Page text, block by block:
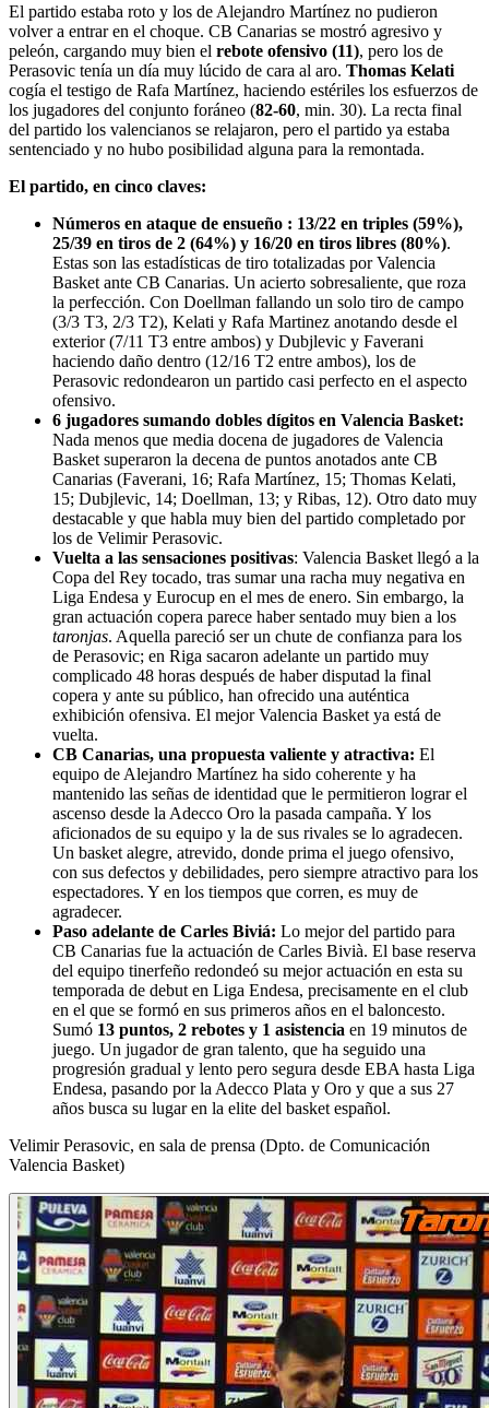
El partido estaba roto y los de Alejandro Martínez no pudieron
volver a entrar en el choque. CB Canarias se mostró agresivo y
peleón, cargando muy bien el rebote ofensivo (11), pero los de
Perasovic tenía un día muy lúcido de cara al aro. Thomas Kelati
cogía el testigo de Rafa Martínez, haciendo estériles los esfuerzos de
los jugadores del conjunto foráneo (82-60, min. 30). La recta final
del partido los valencianos se relajaron, pero el partido ya estaba
sentenciado y no hubo posibilidad alguna para la remontada.
El partido, en cinco claves:
Números en ataque de ensueño : 13/22 en triples (59%),
25/39 en tiros de 2 (64%) y 16/20 en tiros libres (80%).
Estas son las estadísticas de tiro totalizadas por Valencia
Basket ante CB Canarias. Un acierto sobresaliente, que roza
la perfección. Con Doellman fallando un solo tiro de campo
(3/3 T3, 2/3 T2), Kelati y Rafa Martinez anotando desde el
exterior (7/11 T3 entre ambos) y Dubjlevic y Faverani
haciendo daño dentro (12/16 T2 entre ambos), los de
Perasovic redondearon un partido casi perfecto en el aspecto
ofensivo.
6 jugadores sumando dobles dígitos en Valencia Basket:
Nada menos que media docena de jugadores de Valencia
Basket superaron la decena de puntos anotados ante CB
Canarias (Faverani, 16; Rafa Martínez, 15; Thomas Kelati,
15; Dubjlevic, 14; Doellman, 13; y Ribas, 12). Otro dato muy
destacable y que habla muy bien del partido completado por
los de Velimir Perasovic.
Vuelta a las sensaciones positivas: Valencia Basket llegó a la
Copa del Rey tocado, tras sumar una racha muy negativa en
Liga Endesa y Eurocup en el mes de enero. Sin embargo, la
gran actuación copera parece haber sentado muy bien a los
taronjas. Aquella pareció ser un chute de confianza para los
de Perasovic; en Riga sacaron adelante un partido muy
complicado 48 horas después de haber disputad la final
copera y ante su público, han ofrecido una auténtica
exhibición ofensiva. El mejor Valencia Basket ya está de
vuelta.
CB Canarias, una propuesta valiente y atractiva: El
equipo de Alejandro Martínez ha sido coherente y ha
mantenido las señas de identidad que le permitieron lograr el
ascenso desde la Adecco Oro la pasada campaña. Y los
aficionados de su equipo y la de sus rivales se lo agradecen.
Un basket alegre, atrevido, donde prima el juego ofensivo,
con sus defectos y debilidades, pero siempre atractivo para los
espectadores. Y en los tiempos que corren, es muy de
agradecer.
Paso adelante de Carles Biviá: Lo mejor del partido para
CB Canarias fue la actuación de Carles Bivià. El base reserva
del equipo tinerfeño redondeó su mejor actuación en esta su
temporada de debut en Liga Endesa, precisamente en el club
en el que se formó en sus primeros años en el baloncesto.
Sumó 13 puntos, 2 rebotes y 1 asistencia en 19 minutos de
juego. Un jugador de gran talento, que ha seguido una
progresión gradual y lento pero segura desde EBA hasta Liga
Endesa, pasando por la Adecco Plata y Oro y que a sus 27
años busca su lugar en la elite del basket español.
Velimir Perasovic, en sala de prensa (Dpto. de Comunicación
Valencia Basket)